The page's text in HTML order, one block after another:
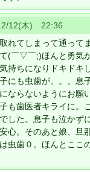
12(木) 22:36
れてしまって通って
(￣▽￣;)ほんと勇気
持ちになりドキドキ
にも虫歯が。。。息
ならないようにお願
も歯医者キライに。
した。息子も泣かず
心。そのあと娘、旦
虫歯０。ほんとここ